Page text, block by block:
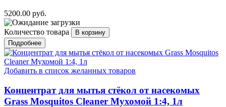
5200.00 руб.
Количество товара
Подробнее
Добавить в список желанных товаров
Концентрат для мытья стёкол от насекомых
Grass Mosquitos Cleaner Мухомой 1:4, 1л